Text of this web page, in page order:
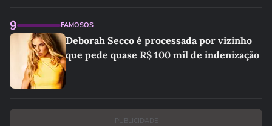
9 FAMOSOS
Deborah Secco é processada por vizinho
que pede quase R$ 100 mil de indenização
PUBLICIDADE